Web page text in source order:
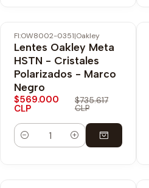
-23% OFF
Envío Gratis
FI:OW8002-0351|Oakley
Lentes Oakley Meta
HSTN - Cristales
Polarizados - Marco
Negro
$569.000
CLP
$735.617
CLP
Cantidad